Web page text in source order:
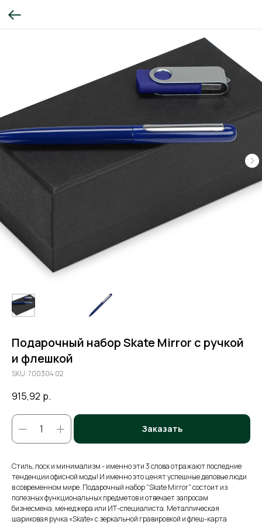
Подарочный набор Skate Mirror с ручкой
и флешкой
SKU:700304.02
915,92 р.
Заказать
Стиль, лоск и минимализм - именно эти 3 слова отражают последние
тенденции офисной моды! И именно это ценят успешные деловые люди
в современном мире. Подарочный набор "Skate Mirror" состоит из
полезных функциональных предметов и отвечает запросам
бизнесмена, менеджера или ИТ-специалиста. Металлическая
шариковая ручка «Skate» с зеркальной гравировкой и флеш-карта